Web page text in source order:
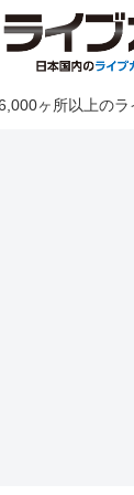
ヶ所以上の